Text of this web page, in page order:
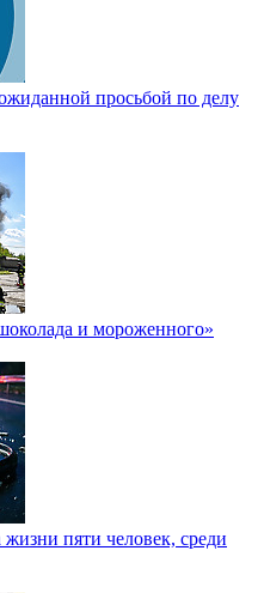
просьбой по делу
и мороженного»
пяти человек, среди